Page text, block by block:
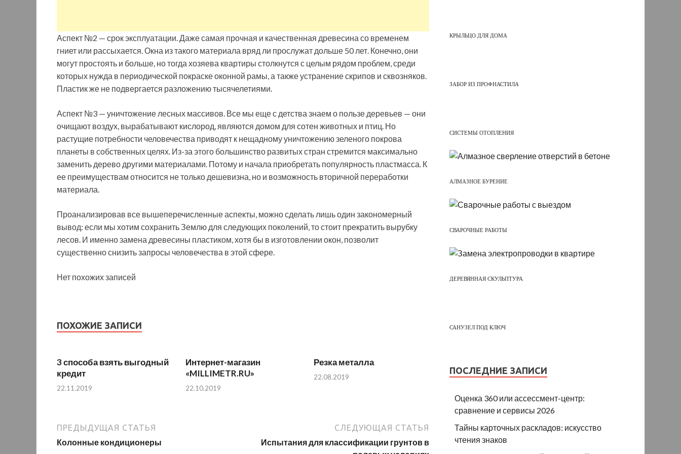
Аспект №2 — срок эксплуатации. Даже самая прочная и качественная древесина со временем
гниет или рассыхается. Окна из такого материала вряд ли прослужат дольше 50 лет. Конечно, они
могут простоять и больше, но тогда хозяева квартиры столкнутся с целым рядом проблем, среди
которых нужда в периодической покраске оконной рамы, а также устранение скрипов и сквозняков.
Пластик же не подвергается разложению тысячелетиями.
Аспект №3 — уничтожение лесных массивов. Все мы еще с детства знаем о пользе деревьев — они
очищают воздух, вырабатывают кислород, являются домом для сотен животных и птиц. Но
растущие потребности человечества приводят к нещадному уничтожению зеленого покрова
планеты в собственных целях. Из-за этого большинство развитых стран стремится максимально
заменить дерево другими материалами. Потому и начала приобретать популярность пластмасса. К
ее преимуществам относится не только дешевизна, но и возможность вторичной переработки
материала.
Проанализировав все вышеперечисленные аспекты, можно сделать лишь один закономерный
вывод: если мы хотим сохранить Землю для следующих поколений, то стоит прекратить вырубку
лесов. И именно замена древесины пластиком, хотя бы в изготовлении окон, позволит
существенно снизить запросы человечества в этой сфере.
Нет похожих записей
ПОХОЖИЕ ЗАПИСИ
3 способа взять выгодный
кредит
22.11.2019
Интернет-магазин
«MILLIMETR.RU»
22.10.2019
Резка металла
22.08.2019
ПРЕДЫДУЩАЯ СТАТЬЯ
Колонные кондиционеры
СЛЕДУЮЩАЯ СТАТЬЯ
Испытания для классификации грунтов в
КРЫЛЬЦО ДЛЯ ДОМА
ЗАБОР ИЗ ПРОФНАСТИЛА
СИСТЕМЫ ОТОПЛЕНИЯ
АЛМАЗНОЕ БУРЕНИЕ
СВАРОЧНЫЕ РАБОТЫ
ДЕРЕВЯННАЯ СКУЛЬПТУРА
САНУЗЕЛ ПОД КЛЮЧ
ПОСЛЕДНИЕ ЗАПИСИ
Оценка 360 или ассессмент-центр:
сравнение и сервисы 2026
Тайны карточных раскладов: искусство
чтения знаков